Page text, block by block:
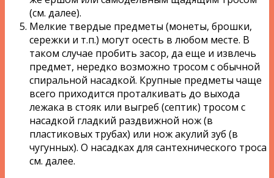
(см. далее).
Мелкие твердые предметы (монеты, брошки,
сережки и т.п.) могут осесть в любом месте. В
таком случае пробить засор, да еще и извлечь
предмет, нередко возможно тросом с обычной
спиральной насадкой. Крупные предметы чаще
всего приходится проталкивать до выхода
лежака в стояк или выгреб (септик) тросом с
насадкой гладкий раздвижной нож (в
пластиковых трубах) или нож акулий зуб (в
чугунных). О насадках для сантехнического троса
см. далее.